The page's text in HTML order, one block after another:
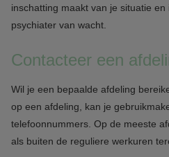
inschatting maakt van je situatie
psychiater van wacht.
Contacteer een
Wil je een bepaalde afdeling
op een afdeling, kan je
telefoonnummers. Op de meeste
als buiten de reguliere werkuren